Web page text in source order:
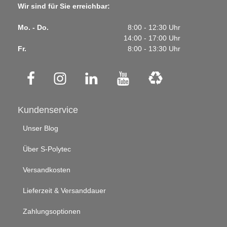
Wir sind für Sie erreichbar:
Mo. - Do.
8:00 - 12:30 Uhr
14:00 - 17:00 Uhr
Fr.
8:00 - 13:30 Uhr
Kundenservice
Unser Blog
Über S-Polytec
Versandkosten
Lieferzeit & Versanddauer
Zahlungsoptionen